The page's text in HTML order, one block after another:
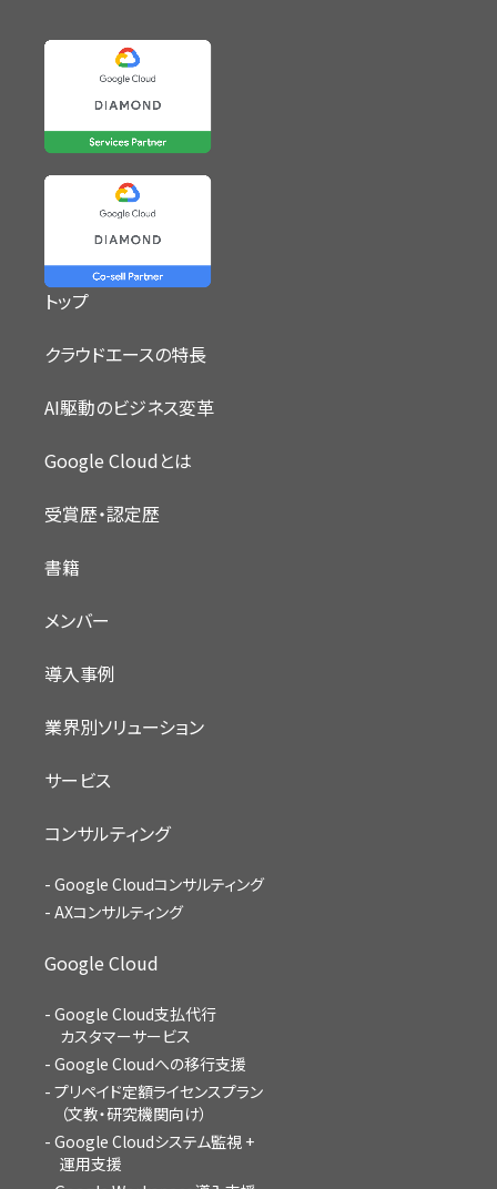
トップ
クラウドエースの特長
AI駆動のビジネス変革
Google Cloudとは
受賞歴・認定歴
書籍
メンバー
導入事例
業界別ソリューション
サービス
コンサルティング
Google Cloudコンサルティング
AXコンサルティング
Google Cloud
Google Cloud支払代行
カスタマーサービス
Google Cloudへの移行支援
プリペイド定額ライセンスプラン
（文教・研究機関向け）
Google Cloudシステム監視 +
運用支援